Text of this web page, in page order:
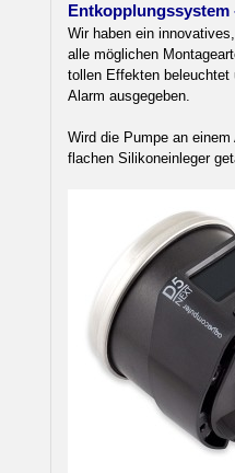
Wir haben ein
alle möglichen
tollen Effekten
Alarm ausgegeben.
Wird die Pumpe an
flachen Silikoneinleger